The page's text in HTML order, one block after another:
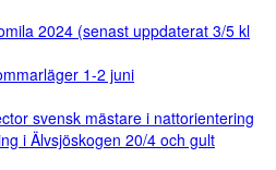
2024 (senast uppdaterat 3/5 kl
1-2 juni
svensk mästare i nattorientering
i Älvsjöskogen 20/4 och gult